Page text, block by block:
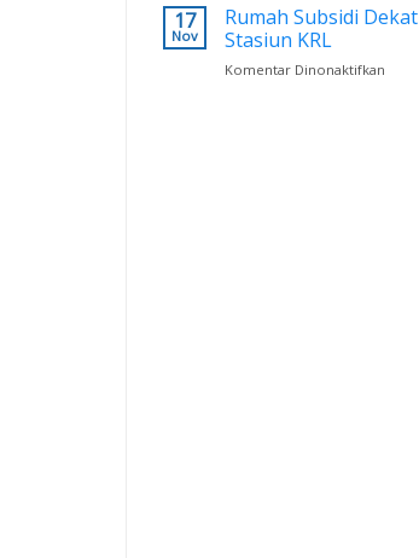
Mulai
Fest
17
Nov
Rumah Subsidi Dekat
Stasiun KRL
Komentar Dinonaktifkan